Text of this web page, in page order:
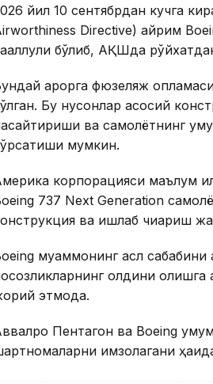
йил 10 сентябрдан кучга
Directive) айрим
бўлиб, АҚШда
қарорга фюзеляж
Бу нуқсонлар асосий
ва самолётнинг
мумкин.
корпорацияси маълум
737 Next Generation
ва ишлаб чиқариш
муаммонинг асл сабабини
олдини олишга
этмоқда.
Пентагон ва Boeing
имзолагани